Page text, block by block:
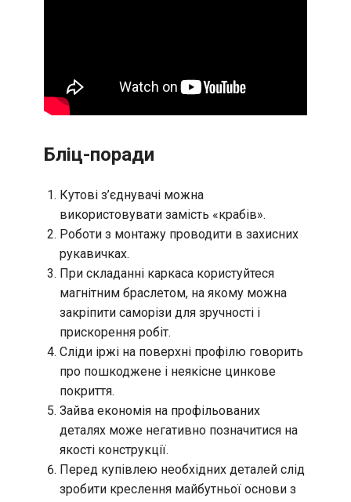
Бліц-поради
Кутові з’єднувачі можна
використовувати замість «крабів».
Роботи з монтажу проводити в захисних
рукавичках.
При складанні каркаса користуйтеся
магнітним браслетом, на якому можна
закріпити саморізи для зручності і
прискорення робіт.
Сліди іржі на поверхні профілю говорить
про пошкоджене і неякісне цинкове
покриття.
Зайва економія на профільованих
деталях може негативно позначитися на
якості конструкції.
Перед купівлею необхідних деталей слід
зробити креслення майбутньої основи з